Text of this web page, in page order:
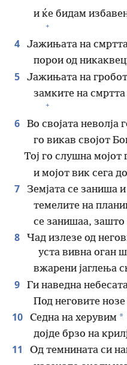
и ќе бидам
+
4 Јажињата на
порои од
5 Јажињата на гробот
замките на
+
6
Во својата неволја
го викав својот
Тој го слушна мојот
и мојот вик сега
7 Земјата се заниша
темелите на
се занишаа, зашто
8
Чад излезе од
уста вивна оган
вжарени јаглења
9 Ги наведна
Под неговите
10 Седна на херувим *
дојде брзо на
11 Од темнината си